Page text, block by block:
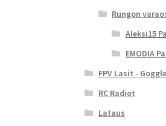
Rungon
Aleksi15
EMODIA
FPV Lasit -
RC Radiot
Lataus